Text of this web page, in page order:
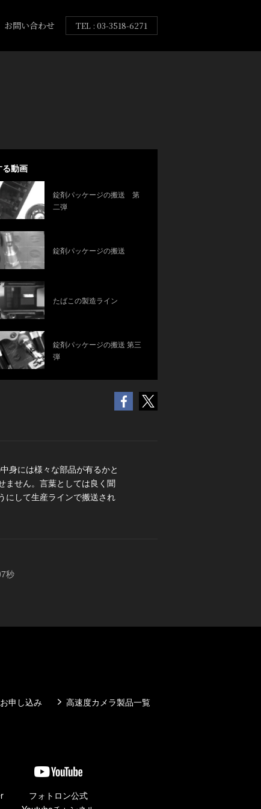
お問い合わせ TEL : 03-3518-6271
身には様々な部品が有るかと
ません。言葉としては良く聞
にして生産ラインで搬送され
秒
動画
錠剤パッケージの搬送 第
二弾
錠剤パッケージの搬送
たばこの製造ライン
錠剤パッケージの搬送 第三
弾
申し込み 高速度カメラ製品一覧
フォトロン公式